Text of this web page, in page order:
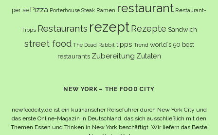
per se Pizza Porterhouse Steak Ramen restaurant Restaurant-
Tipps Restaurants rezept Rezepte Sandwich
street food The Dead Rabbit tipps Trend world´s 50 best
restaurants Zubereitung Zutaten
NEW YORK – THE FOOD CITY
newfoodcity.de ist ein kulinarischer Reiseführer durch New York City und
das erste Online-Magazin in Deutschland, das sich ausschließlich mit den
Themen Essen und Trinken in New York beschäftigt. Wir liefern das Beste